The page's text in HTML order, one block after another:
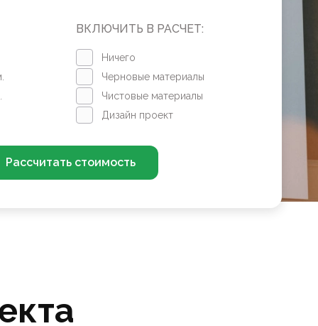
ВКЛЮЧИТЬ В РАСЧЕТ:
Ничего
Черновые материалы
Чистовые материалы
Дизайн проект
Рассчитать стоимость